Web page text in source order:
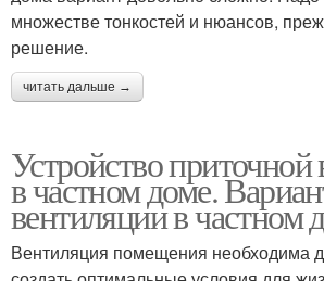
множестве тонкостей и нюансов,
решение.
читать дальше →
Устройство
в частном доме.
вентиляции в частном
Вентиляция помещения необходима